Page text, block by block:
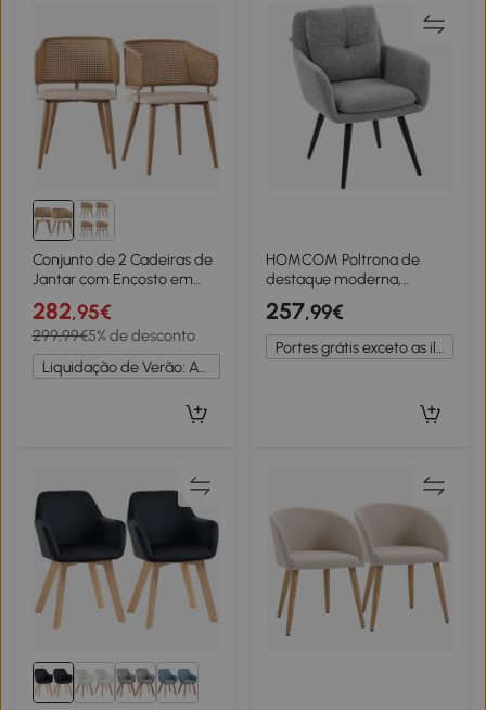
Conjunto de 2 Cadeiras de
Jantar com Encosto em
Rattan, Almofada de
Assento em Couro
Sintético, 51x54x79 cm,
Bege
282,95€
299,99€5% de desconto
Liquidação de Verão: Até -20%
HOMCOM Poltrona de
destaque moderna,
estofada, com pernas de
metal, visual linho, Cinza
claro
257,99€